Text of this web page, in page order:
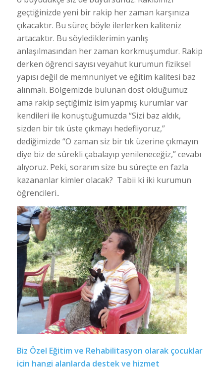
geçtiğinizde yeni bir rakip her zaman karşınıza
çıkacaktır. Bu süreç böyle ilerlerken kaliteniz
artacaktır. Bu söylediklerimin yanlış
anlaşılmasından her zaman korkmuşumdur. Rakip
derken öğrenci sayısı veyahut kurumun fiziksel
yapısı değil de memnuniyet ve eğitim kalitesi baz
alınmalı. Bölgemizde bulunan dost olduğumuz
ama rakip seçtiğimiz isim yapmış kurumlar var
kendileri ile konuştuğumuzda “Sizi baz aldık,
sizden bir tık üste çıkmayı hedefliyoruz,”
dediğimizde “O zaman siz bir tık üzerine çıkmayın
diye biz de sürekli çabalayıp yenileneceğiz,” cevabı
alıyoruz. Peki, sorarım size bu süreçte en fazla
kazananlar kimler olacak? Tabii ki iki kurumun
öğrencileri..
Biz Özel Eğitim ve Rehabilitasyon olarak çocuklar
için hangi alanlarda destek ve hizmet